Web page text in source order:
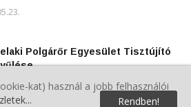
Polgárőr Egyesület Tisztújító
kat) használ a jobb felhasználói
Rendben!